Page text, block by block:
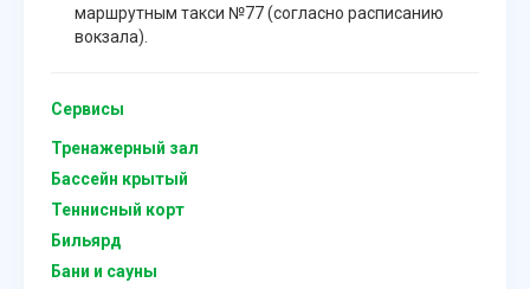
маршрутным такси №77 (согласно расписанию
вокзала).
Сервисы
Тренажерный зал
Бассейн крытый
Теннисный корт
Бильярд
Бани и сауны